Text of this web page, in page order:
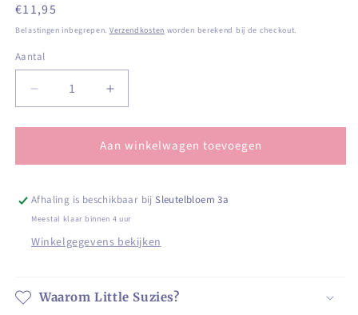
Normale
prijs
€11,95
Belastingen inbegrepen. Verzendkosten worden berekend bij de checkout.
Aantal
Aantal
Aantal
verlagen
voor
oorbellenrek
boompjesvorm
–
decoratief
Aantal
verhogen
voor
Houten
oorbellenrek
boompjesvorm
–
decoratief
Aan winkelwagen toevoegen
Afhaling is beschikbaar bijSleutelbloem 3a
Meestal klaar binnen 4 uur
Winkelgegevens bekijken
Waarom Little Suzies?